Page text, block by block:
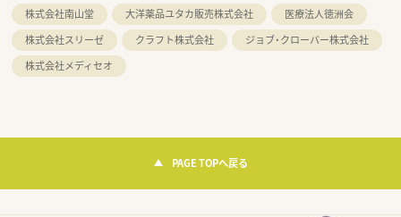
株式会社南山堂
大洋薬品ユタカ販売株式会社
医療法人徳洲会
株式会社スリーゼ
クラフト株式会社
ジョブ・クローバー株式会社
株式会社メディセオ
PAGE TOPへ戻る